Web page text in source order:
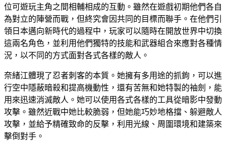
位可遊玩主角之間相輔相成的互動。雖然在遊戲初期他們各自
為對立的陣營而戰，但終究會因共同的目標而聯手。在他們引
領日本邁向新時代的過程中，玩家可以隨時在開放世界中切換
這兩名角色，並利用他們獨特的技能和武器組合來應對各種情
況，以不同的方式面對各式各樣的敵人。
奈緒江體現了忍者刺客的本質。她擁有多用途的抓鉤，可以進
行空中隱蔽暗殺和提高機動性，還有苦無和她特製的袖劍，能
用來迅速消滅敵人。她可以使用各式各樣的工具從暗影中發動
攻擊。雖然近戰中她比較脆弱，但她能巧妙地格擋、躲避敵人
攻擊，並給予精確致命的反擊，利用光線、周圍環境和建築來
擊倒對手。